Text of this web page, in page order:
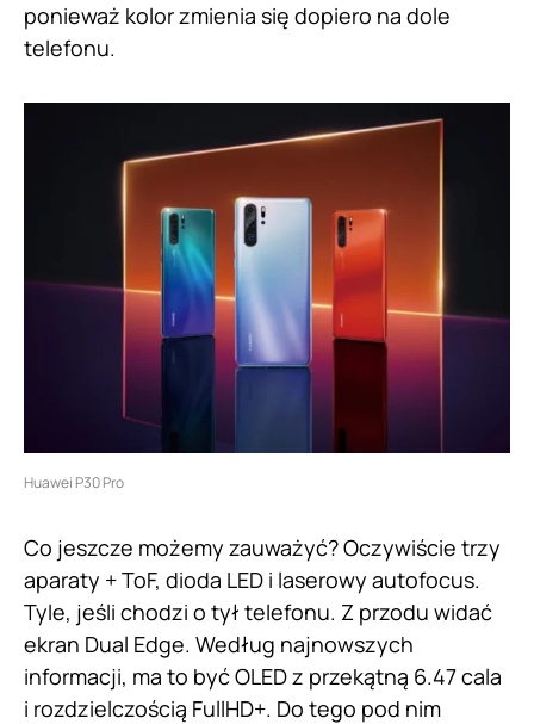
ponieważ kolor zmienia się dopiero na dole
telefonu.
Huawei P30 Pro
Co jeszcze możemy zauważyć? Oczywiście trzy
aparaty + ToF, dioda LED i laserowy autofocus.
Tyle, jeśli chodzi o tył telefonu. Z przodu widać
ekran Dual Edge. Według najnowszych
informacji, ma to być OLED z przekątną 6.47 cala
i rozdzielczością FullHD+. Do tego pod nim